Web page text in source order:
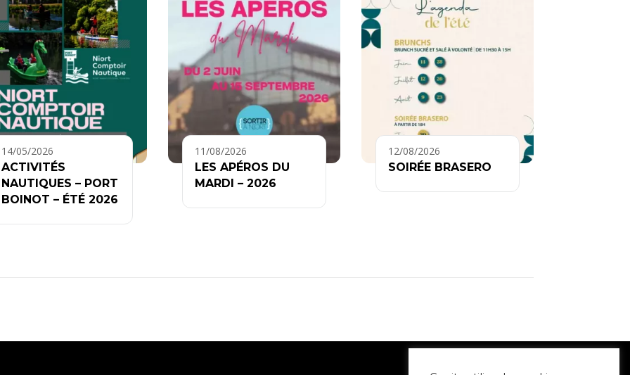
14/05/2026
ACTIVITÉS
NAUTIQUES – PORT
BOINOT – ÉTÉ 2026
11/08/2026
LES APÉROS DU
MARDI – 2026
12/08/2026
SOIRÉE BRASERO